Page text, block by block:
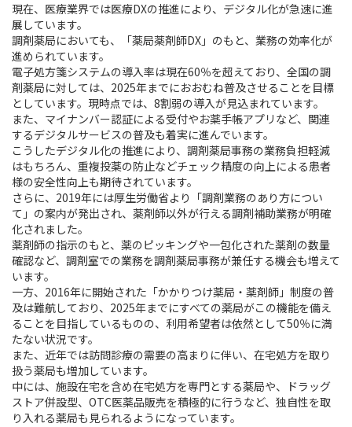
現在、医療業界では医療DXの推進により、デジタル化が急速に進
展しています。
調剤薬局においても、「薬局薬剤師DX」のもと、業務の効率化が
進められています。
電子処方箋システムの導入率は現在60％を超えており、全国の調
剤薬局に対しては、2025年までにおおむね普及させることを目標
としています。現時点では、8割弱の導入が見込まれています。
また、マイナンバー認証による受付やお薬手帳アプリなど、関連
するデジタルサービスの普及も着実に進んでいます。
こうしたデジタル化の推進により、調剤薬局事務の業務負担軽減
はもちろん、重複投薬の防止などチェック精度の向上による患者
様の安全性向上も期待されています。
さらに、2019年には厚生労働省より「調剤業務のあり方につい
て」の案内が発出され、薬剤師以外が行える調剤補助業務が明確
化されました。
薬剤師の指示のもと、薬のピッキングや一包化された薬剤の数量
確認など、調剤室での業務を調剤薬局事務が兼任する機会も増えて
います。
一方、2016年に開始された「かかりつけ薬局・薬剤師」制度の普
及は難航しており、2025年までにすべての薬局がこの機能を備え
ることを目指しているものの、利用希望者は依然として50％に満
たない状況です。
また、近年では訪問診療の需要の高まりに伴い、在宅処方を取り
扱う薬局も増加しています。
中には、施設在宅を含め在宅処方を専門とする薬局や、ドラッグ
ストア併設型、OTC医薬品販売を積極的に行うなど、独自性を取
り入れる薬局も見られるようになっています。